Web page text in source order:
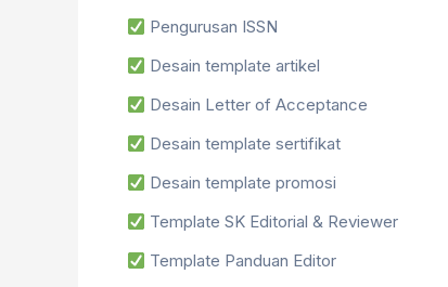
Pengurusan ISSN
Desain template artikel
Desain Letter of Acceptance
Desain template sertifikat
Desain template promosi
Template SK Editorial & Reviewer
Template Panduan Editor